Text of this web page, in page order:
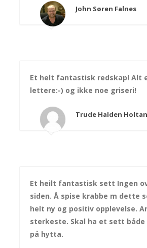
John Søren Falnes
Et helt fantastisk redskap! Alt
lettere:-) og ikke noe griseri!
Trude Halden Holtan
Et heilt fantastisk sett Ingen
siden. Å spise krabbe m dette
helt ny og positiv opplevelse.
sterkeste. Skal ha et sett både
på hytta.